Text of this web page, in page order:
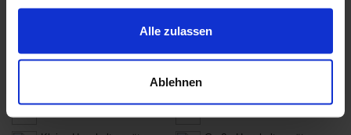
zusammen, die Du ihnen bereitgestellt hast oder die sie
im Rahmen Deiner Nutzung der Dienste gesammelt
haben.
Alle zulassen
Ablehnen
Smartphones & Handys
Audio, Hifi & Video Konsolen